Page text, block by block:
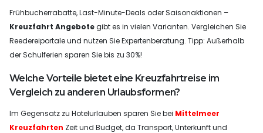
Frühbucherrabatte, Last-Minute-Deals oder Saisonaktionen –
Kreuzfahrt Angebotegibt es in vielen Varianten. Vergleichen Sie
Reedereiportale und nutzen Sie Expertenberatung. Tipp: Außerhalb
der Schulferien sparen Sie bis zu 30%!
Welche Vorteile bietet eine Kreuzfahrtreise im
Vergleich zu anderen Urlaubsformen?
Im Gegensatz zu Hotelurlauben sparen Sie bei Mittelmeer
Kreuzfahrten Zeit und Budget, da Transport, Unterkunft und